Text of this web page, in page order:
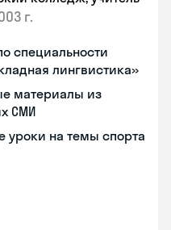
г.
специальности
лингвистика»
материалы из
СМИ
уроки на темы спорта